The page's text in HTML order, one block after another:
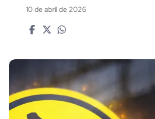
10 de abril de 2026